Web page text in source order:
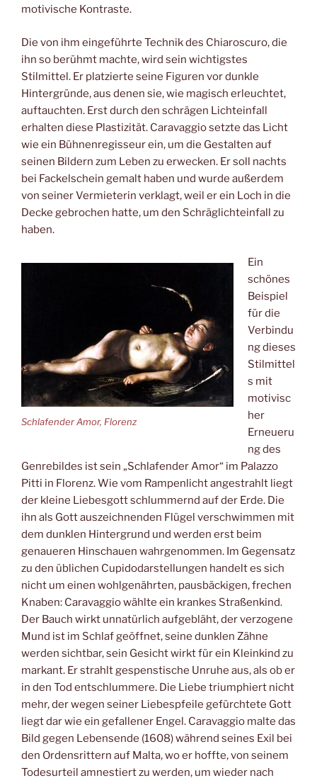
motivische Kontraste.
Die von ihm eingeführte Technik des Chiaroscuro, die
ihn so berühmt machte, wird sein wichtigstes
Stilmittel. Er platzierte seine Figuren vor dunkle
Hintergründe, aus denen sie, wie magisch erleuchtet,
auftauchten. Erst durch den schrägen Lichteinfall
erhalten diese Plastizität. Caravaggio setzte das Licht
wie ein Bühnenregisseur ein, um die Gestalten auf
seinen Bildern zum Leben zu erwecken. Er soll nachts
bei Fackelschein gemalt haben und wurde außerdem
von seiner Vermieterin verklagt, weil er ein Loch in die
Decke gebrochen hatte, um den Schräglichteinfall zu
haben.
Schlafender Amor, Florenz
Ein
schönes
Beispiel
für die
Verbindu
ng dieses
Stilmittel
s mit
motivisc
her
Erneueru
ng des
Genrebildes ist sein „Schlafender Amor“ im Palazzo
Pitti in Florenz. Wie vom Rampenlicht angestrahlt liegt
der kleine Liebesgott schlummernd auf der Erde. Die
ihn als Gott auszeichnenden Flügel verschwimmen mit
dem dunklen Hintergrund und werden erst beim
genaueren Hinschauen wahrgenommen. Im Gegensatz
zu den üblichen Cupidodarstellungen handelt es sich
nicht um einen wohlgenährten, pausbäckigen, frechen
Knaben: Caravaggio wählte ein krankes Straßenkind.
Der Bauch wirkt unnatürlich aufgebläht, der verzogene
Mund ist im Schlaf geöffnet, seine dunklen Zähne
werden sichtbar, sein Gesicht wirkt für ein Kleinkind zu
markant. Er strahlt gespenstische Unruhe aus, als ob er
in den Tod entschlummere. Die Liebe triumphiert nicht
mehr, der wegen seiner Liebespfeile gefürchtete Gott
liegt dar wie ein gefallener Engel. Caravaggio malte das
Bild gegen Lebensende (1608) während seines Exil bei
den Ordensrittern auf Malta, wo er hoffte, von seinem
Todesurteil amnestiert zu werden, um wieder nach